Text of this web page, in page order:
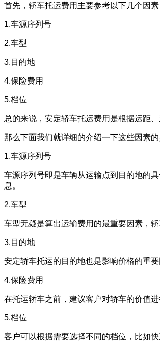
首先，轿车托运费用主要参考以下几个因素
1.车源序列号
2.车型
3.目的地
4.保险费用
5.档位
总的来说，安定轿车托运费用是根据运距
那么下面我们就详细的介绍一下这些因素的
1.车源序列号
车源序列号即是车辆从运输点到目的地的
息。
2.车型
车型无疑是算出运输费用的最重要因素，
3.目的地
安定轿车托运的目的地也是影响价格的重
4.保险费用
在托运轿车之前，建议客户对轿车的价值
5.档位
客户可以根据需要选择不同的档位，比如